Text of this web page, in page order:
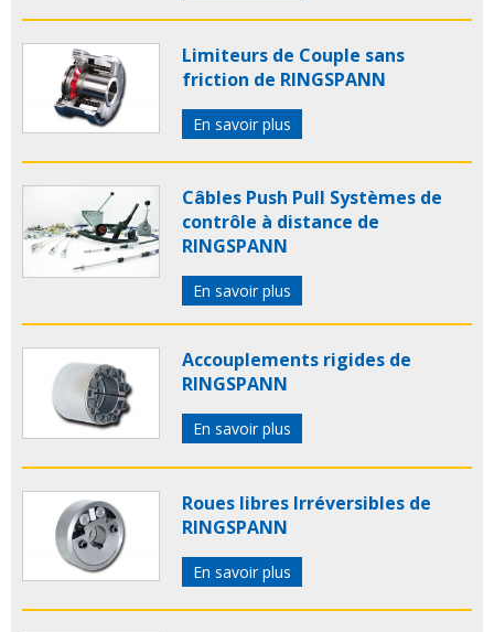
Limiteurs de Couple sans
friction de RINGSPANN
En savoir plus
Câbles Push Pull Systèmes de
contrôle à distance de
RINGSPANN
En savoir plus
Accouplements rigides de
RINGSPANN
En savoir plus
Roues libres Irréversibles de
RINGSPANN
En savoir plus